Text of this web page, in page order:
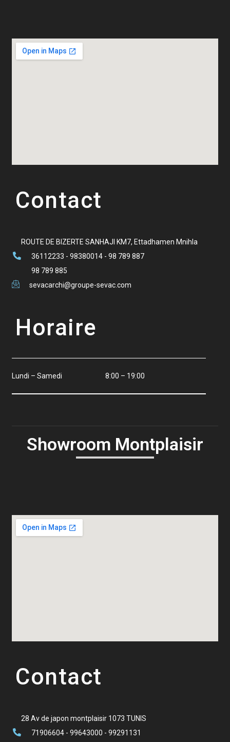
Contact
ROUTE DE BIZERTE SANHAJI KM7, Ettadhamen Mnihla
36112233 - 98380014 - 98 789 887
98 789 885
sevacarchi@groupe-sevac.com
Horaire
Lundi – Samedi 8:00 – 19:00
Showroom Montplaisir
Contact
28 Av de japon montplaisir 1073 TUNIS
71906604 - 99643000 - 99291131